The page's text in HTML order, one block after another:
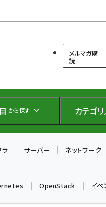
メルマガ購
読
から探す カテゴ
ラ サーバー ネットワーク
OpenStack イベ